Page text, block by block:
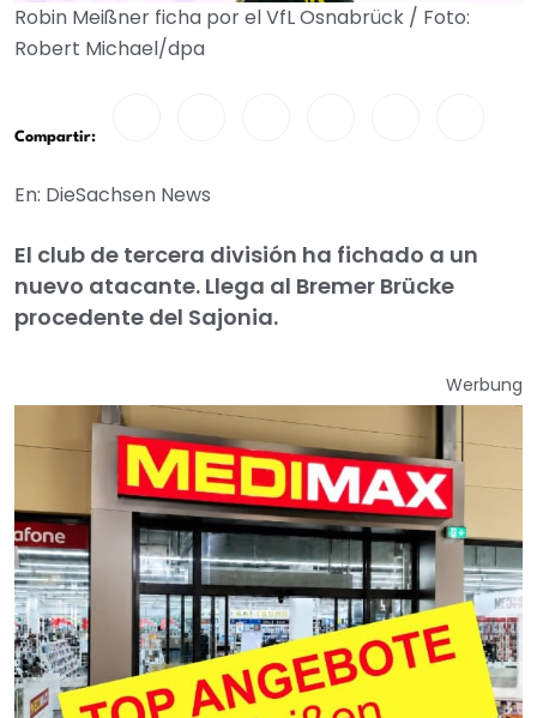
Robin Meißner ficha por el VfL Osnabrück / Foto:
Robert Michael/dpa
Compartir:
En: DieSachsen News
El club de tercera división ha fichado a un
nuevo atacante. Llega al Bremer Brücke
procedente del Sajonia.
Werbung